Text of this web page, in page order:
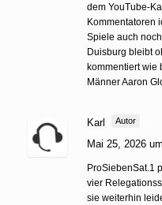
dem YouTube-
Kommentatoren
Spiele auch
Duisburg bleibt
kommentiert wie
Männer Aaron
Karl Autor
Mai 25, 2026
ProSiebenSat.1
vier
sie weiterhin